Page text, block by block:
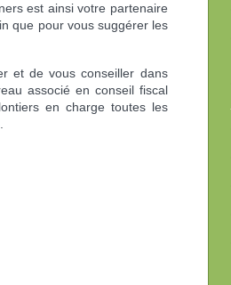
est ainsi votre partenaire
que pour vous suggérer les
et de vous conseiller dans
associé en conseil fiscal
en charge toutes les